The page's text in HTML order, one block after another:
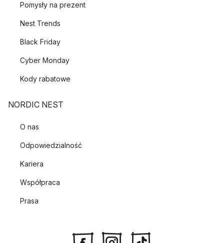
Pomysły na prezent
Nest Trends
Black Friday
Cyber Monday
Kody rabatowe
NORDIC NEST
O nas
Odpowiedzialność
Kariera
Współpraca
Prasa